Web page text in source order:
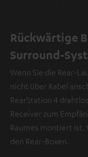
Rückwärtige
Surround-
Wenn Sie die Rear-
nicht über Kabel
RearStation 4
Receiver zum
Raumes montiert ist.
den Rear-Boxen.